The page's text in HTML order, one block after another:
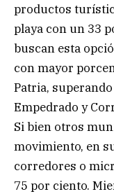
productos
playa con un 33
buscan esta
con mayor
Patria,
Empedrado y
Si bien otros
movimiento, en
corredores o
75 por ciento.